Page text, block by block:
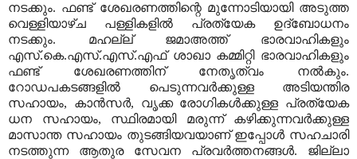
നടക്കും. ഫണ്ട് ശേഖരണത്തിന്റെ മുന്നോടിയായി അടുത്ത
വെള്ളിയാഴ്ച പള്ളികളില്‍ പ്രത്യേക ഉദ്‌ബോധനം
നടക്കും. മഹല്ല് ജമാഅത്ത് ഭാരവാഹികളും
എസ്.കെ.എസ്.എസ്.എഫ് ശാഖാ കമ്മിറ്റി ഭാരവാഹികളും
ഫണ്ട് ശേഖരണത്തിന് നേതൃത്വം നല്‍കും.
റോഡപകടങ്ങളില്‍ പെടുന്നവര്‍ക്കുള്ള അടിയന്തിര
സഹായം, കാന്‍സര്‍, വൃക്ക രോഗികള്‍ക്കുള്ള പ്രത്യേക
ധന സഹായം, സ്ഥിരമായി മരുന്ന് കഴിക്കുന്നവര്‍ക്കുള്ള
മാസാന്ത സഹായം തുടങ്ങിയവയാണ് ഇപ്പോള്‍ സഹചാരി
നടത്തുന്ന ആതുര സേവന പ്രവര്‍ത്തനങ്ങള്‍. ജില്ലാ